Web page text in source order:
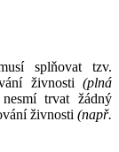
splňovat tzv.
živnosti (plná
trvat žádný
živnosti (např.